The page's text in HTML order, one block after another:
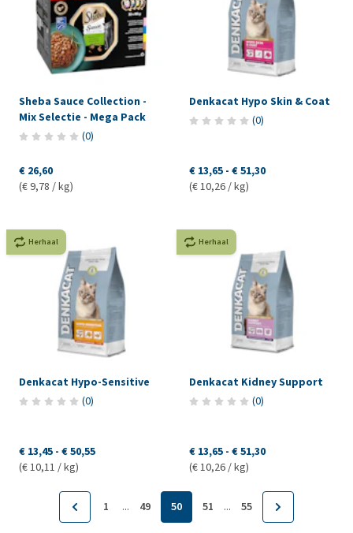
Sheba Sauce Collection -
Mix Selectie - Mega Pack
(0)
€ 26,60
(€ 9,78 / kg)
Denkacat Hypo Skin & Coat
(0)
€ 13,65 - € 51,30
(€ 10,26 / kg)
Herhaal
Denkacat Hypo-Sensitive
(0)
€ 13,45 - € 50,55
(€ 10,11 / kg)
Herhaal
Denkacat Kidney Support
(0)
€ 13,65 - € 51,30
(€ 10,26 / kg)
1 ... 49 50 51 ... 55